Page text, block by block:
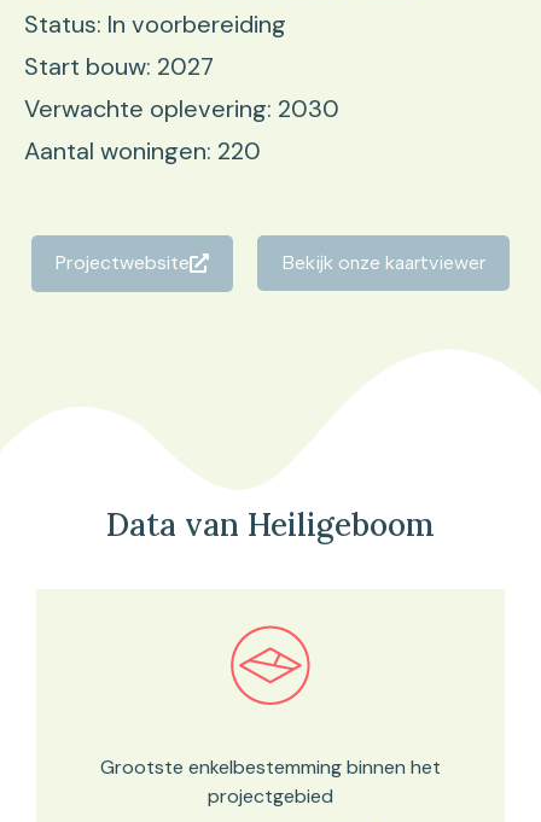
Status: In voorbereiding
Start bouw: 2027
Verwachte oplevering: 2030
Aantal woningen: 220
Projectwebsite Bekijk onze kaartviewer
Data van Heiligeboom
Bekijk in onze kaartviewer
Grootste enkelbestemming binnen het
projectgebied